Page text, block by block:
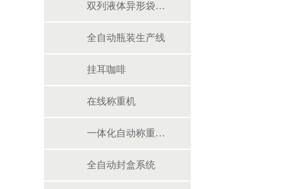
双列液体异形袋包装机
全自动瓶装生产线
挂耳咖啡
在线称重机
一体化自动称重包装系统
全自动封盒系统